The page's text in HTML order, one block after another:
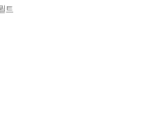
트,